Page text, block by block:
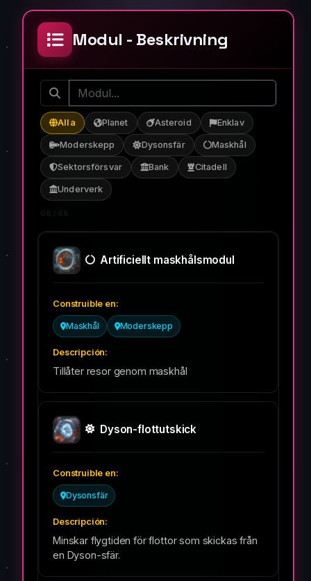
Modul - Beskrivning
Alla Planet Asteroid Enklav
Moderskepp Dysonsfär Maskhål
Sektorsförsvar Bank Citadell
Underverk
68 / 68
Artificiellt maskhålsmodul
Maskhål Moderskepp
Tillåter resor genom maskhål
Dyson-flottutskick
Dysonsfär
Minskar flygtiden för flottor som skickas från
en Dyson-sfär.